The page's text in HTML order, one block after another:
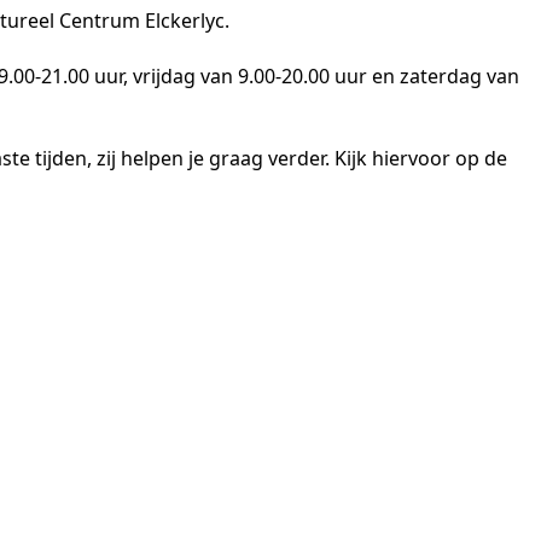
Centrum Elckerlyc.
21.00 uur, vrijdag van 9.00-20.00 uur en zaterdag van
tijden, zij helpen je graag verder. Kijk hiervoor op de